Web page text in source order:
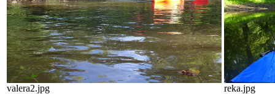
valera2.jpg reka.jpg